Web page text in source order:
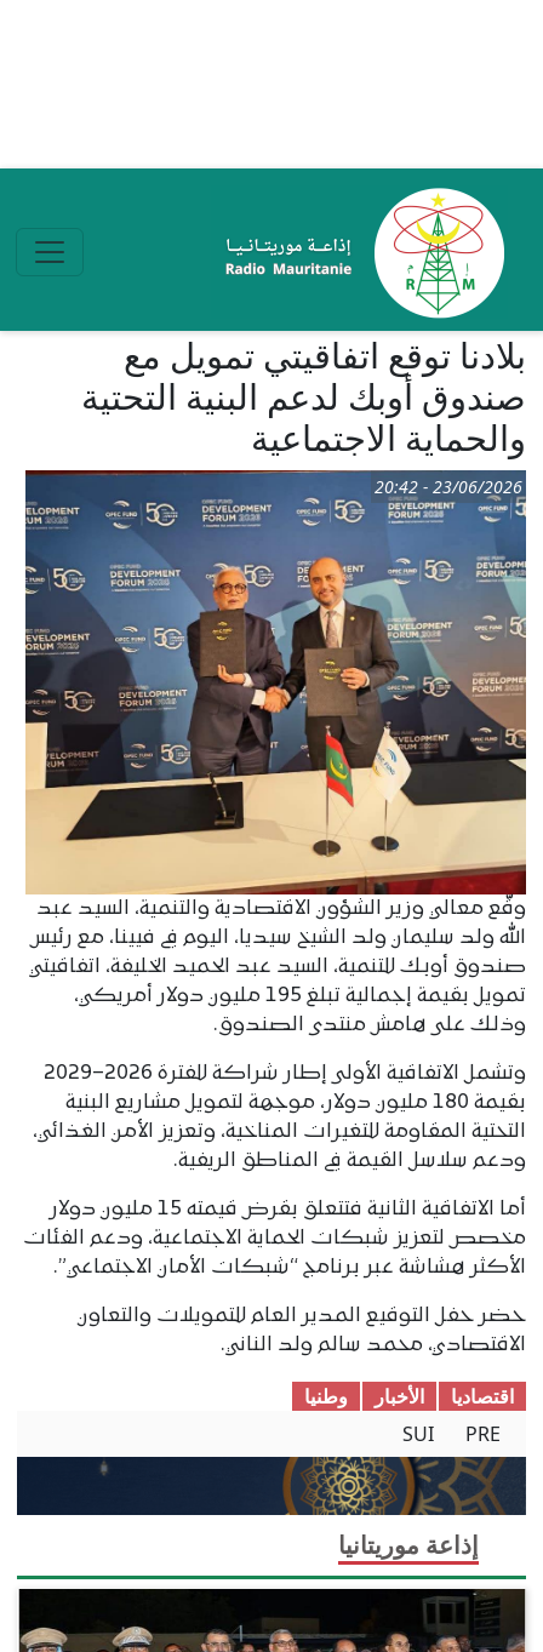
بلادنا توقع اتفاقيتي تمويل مع
صندوق أوبك لدعم البنية التحتية
والحماية الاجتماعية
23/06/2026 - 20:42
وقّع معالي وزير الشؤون الاقتصادية والتنمية، السيد عبد
الله ولد سليمان ولد الشيخ سيديا، اليوم في فيينا، مع رئيس
صندوق أوبك للتنمية، السيد عبد الحميد الخليفة، اتفاقيتي
تمويل بقيمة إجمالية تبلغ 195 مليون دولار أمريكي،
وذلك على هامش منتدى الصندوق.
وتشمل الاتفاقية الأولى إطار شراكة للفترة 2026–2029
بقيمة 180 مليون دولار، موجهة لتمويل مشاريع البنية
التحتية المقاومة للتغيرات المناخية، وتعزيز الأمن الغذائي،
ودعم سلاسل القيمة في المناطق الريفية.
أما الاتفاقية الثانية فتتعلق بقرض قيمته 15 مليون دولار
مخصص لتعزيز شبكات الحماية الاجتماعية، ودعم الفئات
الأكثر هشاشة عبر برنامج “شبكات الأمان الاجتماعي”.
حضر حفل التوقيع المدير العام للتمويلات والتعاون
الاقتصادي، محمد سالم ولد الناني.
اقتصادیا الأخبار
وطنیا
PRE
SUI
إذاعة موريتانيا